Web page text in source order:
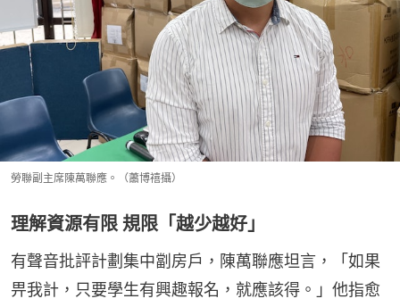
勞聯副主席陳萬聯應。（蕭博禧攝）
理解資源有限 規限「越少越好」
有聲音批評計劃集中劏房戶，陳萬聯應坦言，「如果
畀我計，只要學生有興趣報名，就應該得。」他指愈